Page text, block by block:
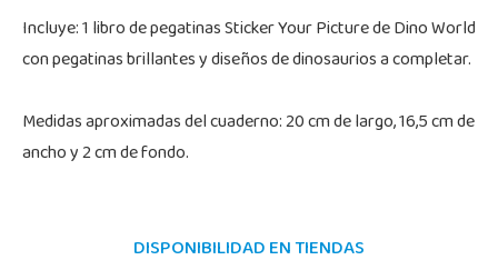
Incluye: 1 libro de pegatinas Sticker Your Picture de Dino World
con pegatinas brillantes y diseños de dinosaurios a completar.
Medidas aproximadas del cuaderno: 20 cm de largo, 16,5 cm de
ancho y 2 cm de fondo.
DISPONIBILIDAD EN TIENDAS